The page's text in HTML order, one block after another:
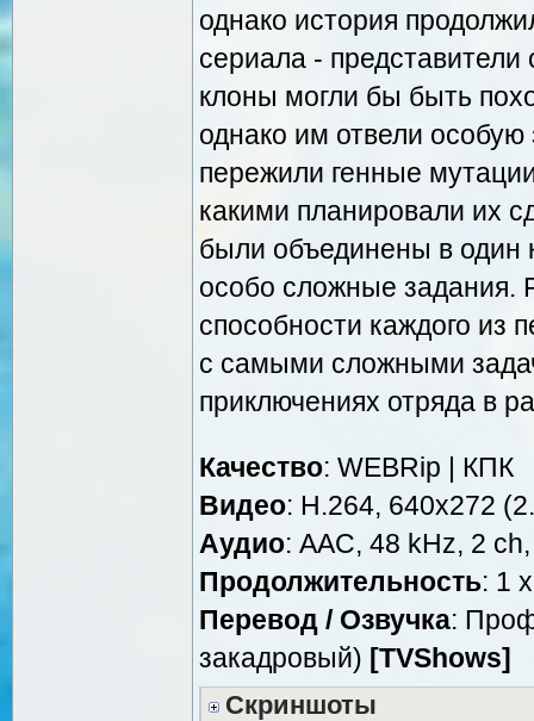
однако история
сериала - представители
клоны могли бы быть
однако им отвели
пережили генные
какими планировали их
были объединены в один
особо сложные задания.
способности каждого из
с самыми сложными
приключениях отряда в
Качество: WEBRip | КПК
Видео: Н.264, 640x272
Аудио: AAC, 48 kHz, 2
Продолжительность: 1
Перевод / Озвучка:
закадровый) [TVShows]
Скриншоты